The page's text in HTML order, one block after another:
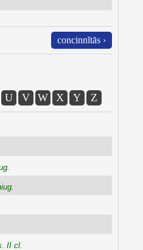
concinnĭtās ›
U V W X Y Z
II cl.